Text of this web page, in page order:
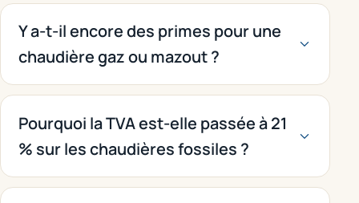
Y a-t-il encore des primes pour une
chaudière gaz ou mazout ?
Pourquoi la TVA est-elle passée à 21
% sur les chaudières fossiles ?